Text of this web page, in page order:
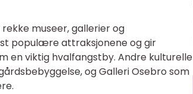
museer, gallerier og
populære attraksjonene og gir
en viktig hvalfangstby. Andre kulturelle
og Galleri Osebro som